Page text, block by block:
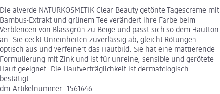
Die alverde NATURKOSMETIK Clear Beauty getönte Tagescreme mit
Bambus-Extrakt und grünem Tee verändert ihre Farbe beim
Verblenden von Blassgrün zu Beige und passt sich so dem Hautton
an. Sie deckt Unreinheiten zuverlässig ab, gleicht Rötungen
optisch aus und verfeinert das Hautbild. Sie hat eine mattierende
Formulierung mit Zink und ist für unreine, sensible und gerötete
Haut geeignet. Die Hautverträglichkeit ist dermatologisch
bestätigt.
dm-Artikelnummer: 1561646